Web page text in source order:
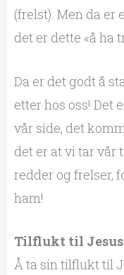
(frelst). Men da er
det er dette «å ha
Da er det godt å
etter hos oss! Det
vår side, det
det er at vi tar vår
redder og frelser,
ham!
Tilflukt til Jesus
Å ta sin tilflukt til